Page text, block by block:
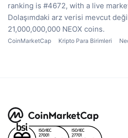
ranking is #4672, with a live
Dolaşımdaki arz verisi mevcut
21,000,000,000 NEOX coins.
CoinMarketCap Kripto Para Birimleri